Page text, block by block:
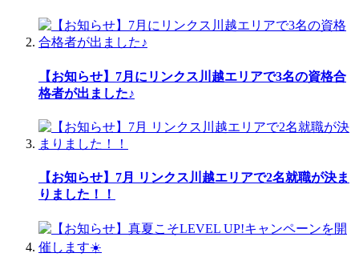
【お知らせ】7月にリンクス川越エリアで3名の資格合
格者が出ました♪
【お知らせ】7月 リンクス川越エリアで2名就職が決ま
りました！！